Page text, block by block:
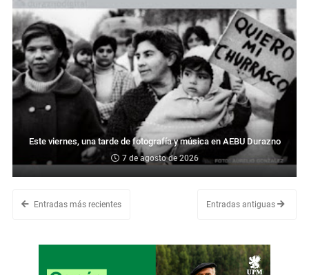
Este viernes, una tarde de fotografía y música en AEBU Durazno
7 de agosto de 2026
Entradas más recientes Entradas antiguas